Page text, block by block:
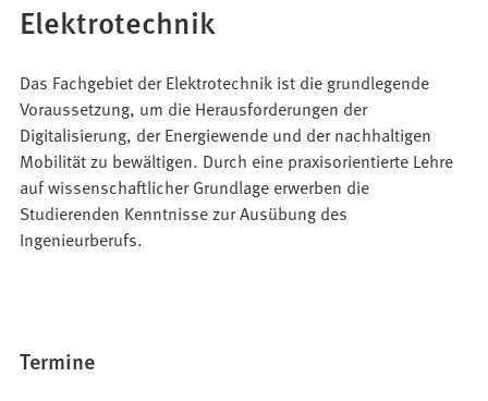
Elektrotechnik
Das Fachgebiet der Elektrotechnik ist die grundlegende
Voraussetzung, um die Herausforderungen der
Digitalisierung, der Energiewende und der nachhaltigen
Mobilität zu bewältigen. Durch eine praxisorientierte Lehre
auf wissenschaftlicher Grundlage erwerben die
Studierenden Kenntnisse zur Ausübung des
Ingenieurberufs.
Termine